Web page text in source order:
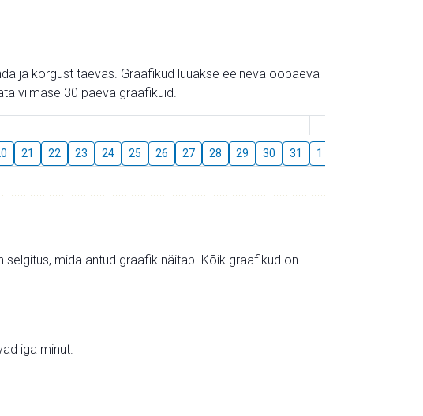
ja kõrgust taevas. Graafikud luuakse eelneva ööpäeva
viimase 30 päeva graafikuid.
21 22 23 24 25 26 27 28 29 30 31 1
mida antud graafik näitab. Kõik graafikud on
iga minut.